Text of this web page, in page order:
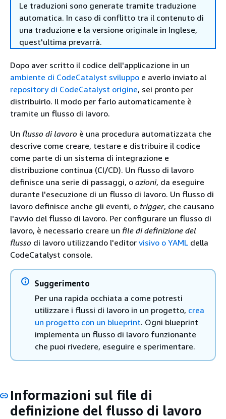
Le traduzioni sono generate tramite traduzione
automatica. In caso di conflitto tra il contenuto di
una traduzione e la versione originale in Inglese,
quest'ultima prevarrà.
Dopo aver scritto il codice dell'applicazione in un
ambiente di CodeCatalyst sviluppo e averlo inviato al
repository di CodeCatalyst origine, sei pronto per
distribuirlo. Il modo per farlo automaticamente è
tramite un flusso di lavoro.
Un flusso di lavoro è una procedura automatizzata che
descrive come creare, testare e distribuire il codice
come parte di un sistema di integrazione e
distribuzione continua (CI/CD). Un flusso di lavoro
definisce una serie di passaggi, o azioni, da eseguire
durante l'esecuzione di un flusso di lavoro. Un flusso di
lavoro definisce anche gli eventi, o trigger, che causano
l'avvio del flusso di lavoro. Per configurare un flusso di
lavoro, è necessario creare un file di definizione del
flusso di lavoro utilizzando l'editor visivo o YAML della
CodeCatalyst console.
Suggerimento
Per una rapida occhiata a come potresti
utilizzare i flussi di lavoro in un progetto, crea
un progetto con un blueprint. Ogni blueprint
implementa un flusso di lavoro funzionante
che puoi rivedere, eseguire e sperimentare.
Informazioni sul file di
definizione del flusso di lavoro